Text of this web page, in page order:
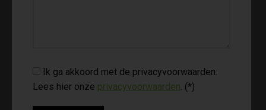
Ik ga akkoord met de privacyvoorwaarden.
Lees hier onze privacyvoorwaarden. (*)